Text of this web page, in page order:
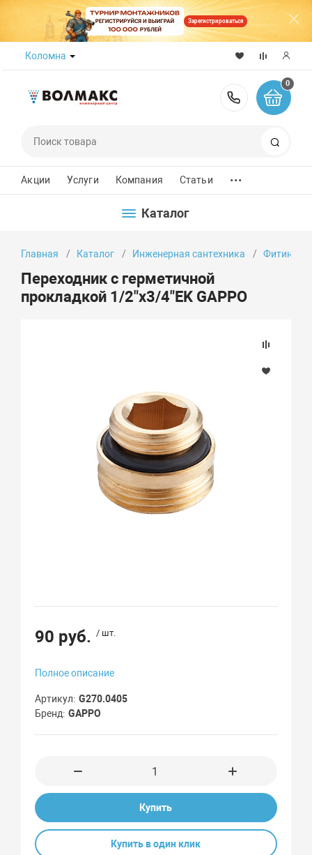
Зарегистрироваться
Коломна
8 (800)
0
Акции Услуги Компания Статьи ...
Каталог
Главная Каталог Инженерная сантехника Фитинги
Переходник с герметичной
прокладкой 1/2"х3/4"EK GAPPO
90 руб. / шт.
Полное описание
Артикул G270.0405
Бренд GAPPO
Купить
Купить в один клик